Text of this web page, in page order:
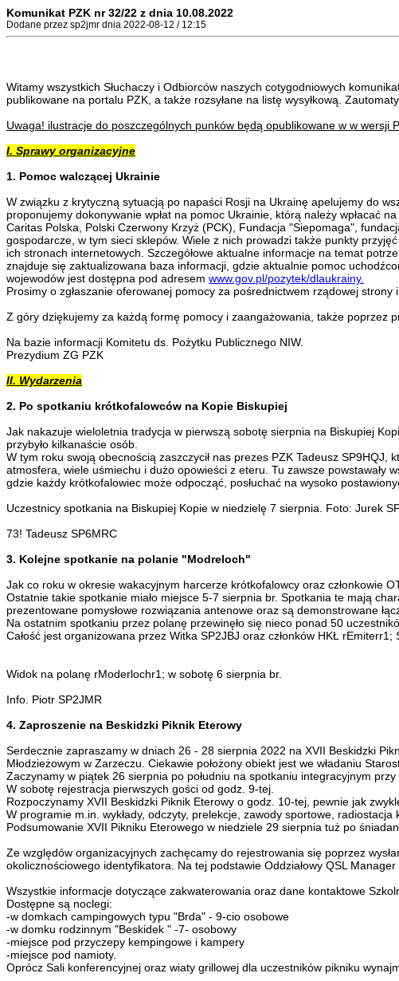
Komunikat PZK nr 32/22 z dnia 10.08.2022
Dodane przez sp2jmr dnia 2022-08-12 / 12:15
Witamy wszystkich Słuchaczy i Odbiorców naszych cotygodniowych
publikowane na portalu PZK, a także rozsyłane na listę wysyłkową.
Uwaga! ilustracje do poszczególnych punków będą opublikowane w w wersji
I. Sprawy organizacyjne
1. Pomoc walczącej Ukrainie
W związku z krytyczną sytuacją po napaści Rosji na Ukrainę apelujemy do
proponujemy dokonywanie wpłat na pomoc Ukrainie, którą należy wpłacać
Caritas Polska, Polski Czerwony Krzyż (PCK), Fundacja "Siepomaga",
gospodarcze, w tym sieci sklepów. Wiele z nich prowadzi także punkty
ich stronach internetowych. Szczegółowe aktualne informacje na temat
znajduje się zaktualizowana baza informacji, gdzie aktualnie pomoc
wojewodów jest dostępna pod adresem www.gov.pl/pozytek/dlaukrainy.
Prosimy o zgłaszanie oferowanej pomocy za pośrednictwem rządowej strony
Z góry dziękujemy za każdą formę pomocy i zaangażowania, także poprzez
Na bazie informacji Komitetu ds. Pożytku Publicznego NIW.
Prezydium ZG PZK
II. Wydarzenia
2. Po spotkaniu krótkofalowców na Kopie Biskupiej
Jak nakazuje wieloletnia tradycja w pierwszą sobotę sierpnia na Biskupiej
przybyło kilkanaście osób.
W tym roku swoją obecnością zaszczycił nas prezes PZK Tadeusz
atmosfera, wiele uśmiechu i dużo opowieści z eteru. Tu zawsze powstawały
gdzie każdy krótkofalowiec może odpocząć, posłuchać na wysoko
Uczestnicy spotkania na Biskupiej Kopie w niedzielę 7 sierpnia. Foto: Jurek
73! Tadeusz SP6MRC
3. Kolejne spotkanie na polanie "Modreloch"
Jak co roku w okresie wakacyjnym harcerze krótkofalowcy oraz członkowie
Ostatnie takie spotkanie miało miejsce 5-7 sierpnia br. Spotkania te mają
prezentowane pomysłowe rozwiązania antenowe oraz są demonstrowane
Na ostatnim spotkaniu przez polanę przewinęło się nieco ponad 50
Całość jest organizowana przez Witka SP2JBJ oraz członków HKŁ
Widok na polanę rModerlochr1; w sobotę 6 sierpnia br.
Info. Piotr SP2JMR
4. Zaproszenie na Beskidzki Piknik Eterowy
Serdecznie zapraszamy w dniach 26 - 28 sierpnia 2022 na XVII Beskidzki
Młodzieżowym w Zarzeczu. Ciekawie położony obiekt jest we władaniu
Zaczynamy w piątek 26 sierpnia po południu na spotkaniu integracyjnym przy
W sobotę rejestracja pierwszych gości od godz. 9-tej.
Rozpoczynamy XVII Beskidzki Piknik Eterowy o godz. 10-tej, pewnie jak
W programie m.in. wykłady, odczyty, prelekcje, zawody sportowe, radiostacja
Podsumowanie XVII Pikniku Eterowego w niedziele 29 sierpnia tuż po
Ze względów organizacyjnych zachęcamy do rejestrowania się poprzez
okolicznościowego identyfikatora. Na tej podstawie Oddziałowy QSL
Wszystkie informacje dotyczące zakwaterowania oraz dane kontaktowe
Dostępne są noclegi:
-w domkach campingowych typu "Brda" - 9-cio osobowe
-w domku rodzinnym "Beskidek " -7- osobowy
-miejsce pod przyczepy kempingowe i kampery
-miejsce pod namioty.
Oprócz Sali konferencyjnej oraz wiaty grillowej dla uczestników pikniku